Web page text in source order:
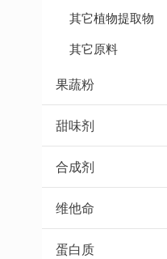
其它植物提取物
其它原料
果蔬粉
甜味剂
合成剂
维他命
蛋白质